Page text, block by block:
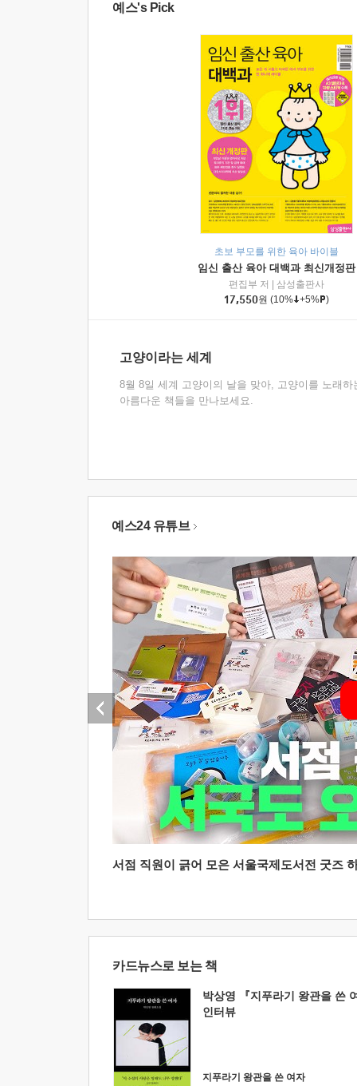
예스's Pick
초보 부모를 위한 육아 바이블
임신 출산 육아 대백과 최신개정판
편집부 저
삼성출판사
17,550원 (10% +5% )
고양이라는 세계
8월 8일 세계 고양이의 날을 맞아, 고양이를 노래하
아름다운 책들을 만나보세요.
예스24 유튜브
서점 직원이 긁어 모은 서울국제도서전 굿즈
카드뉴스로 보는 책
박상영 『지푸라기 왕관을 쓴
인터뷰
지푸라기 왕관을 쓴 여자